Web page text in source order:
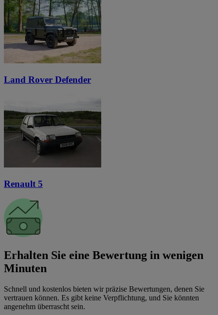
Land Rover Defender
Renault 5
Erhalten Sie eine Bewertung in wenigen
Minuten
Schnell und kostenlos bieten wir präzise Bewertungen, denen Sie
vertrauen können. Es gibt keine Verpflichtung, und Sie könnten
angenehm überrascht sein.